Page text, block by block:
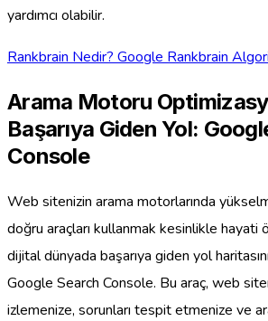
yardımcı olabilir.
Rankbrain Nedir? Google Rankbrain
Arama Motoru
Başarıya Giden Yol:
Console
Web sitenizin arama motorlarında
doğru araçları kullanmak kesinlikle hayati
dijital dünyada başarıya giden yol
Google Search Console. Bu araç, web
izlemenize, sorunları tespit etmenize ve